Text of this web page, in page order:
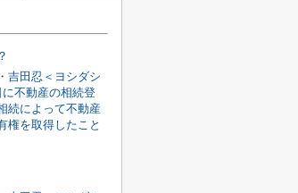
吉田忍＜ヨシダシ
不動産の相続登
続によって不動産
権を取得したこと